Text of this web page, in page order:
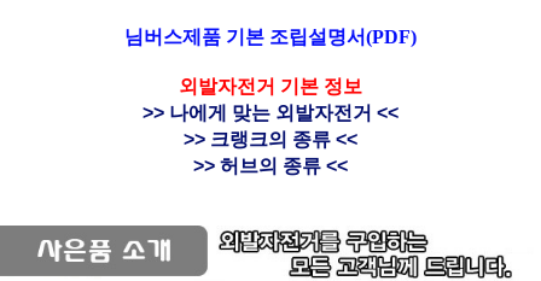
님버스제품 기본 조립설명서(PDF)
외발자전거 기본 정보
>> 나에게 맞는 외발자전거 <<
>> 크랭크의 종류 <<
>> 허브의 종류 <<